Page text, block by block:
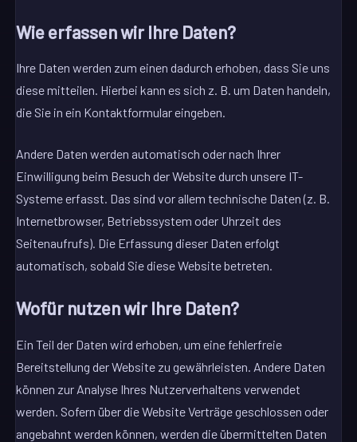
Wie erfassen wir Ihre Daten?
Ihre Daten werden zum einen dadurch erhoben, dass Sie uns
diese mitteilen. Hierbei kann es sich z. B. um Daten handeln,
die Sie in ein Kontaktformular eingeben.
Andere Daten werden automatisch oder nach Ihrer
Einwilligung beim Besuch der Website durch unsere IT-
Systeme erfasst. Das sind vor allem technische Daten (z. B.
Internetbrowser, Betriebssystem oder Uhrzeit des
Seitenaufrufs). Die Erfassung dieser Daten erfolgt
automatisch, sobald Sie diese Website betreten.
Wofür nutzen wir Ihre Daten?
Ein Teil der Daten wird erhoben, um eine fehlerfreie
Bereitstellung der Website zu gewährleisten. Andere Daten
können zur Analyse Ihres Nutzerverhaltens verwendet
werden. Sofern über die Website Verträge geschlossen oder
angebahnt werden können, werden die übermittelten Daten